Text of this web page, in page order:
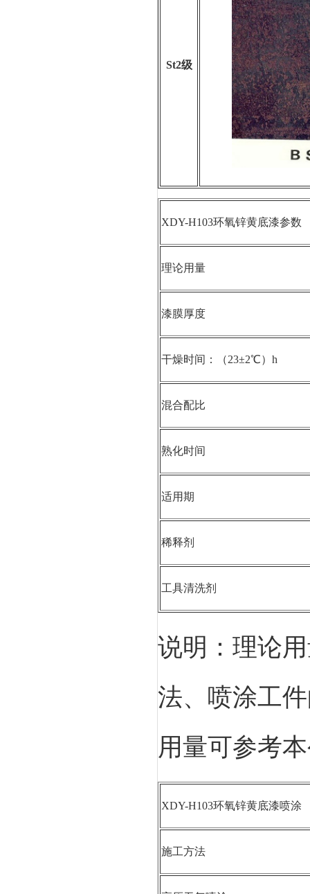
St2级
XDY-H103环氧锌黄底漆参数
理论用量
漆膜厚度
干燥时间：（23±2℃）h
混合配比
熟化时间
适用期
稀释剂
工具清洗剂
说明：理论
法、喷涂工
用量可参考
XDY-H103环氧锌黄底漆喷涂
施工方法